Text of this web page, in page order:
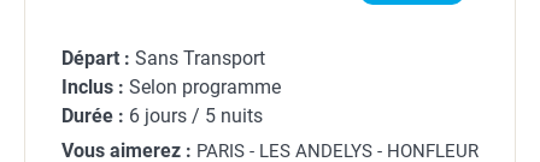
Départ : Sans Transport
Inclus : Selon programme
Durée : 6 jours / 5 nuits
Vous aimerez : PARIS - LES ANDELYS - HONFLEUR